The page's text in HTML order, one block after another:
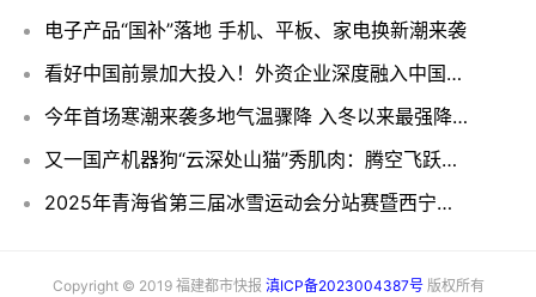
电子产品“国补”落地 手机、平板、家电换新潮来袭
看好中国前景加大投入！外资企业深度融入中国市场
今年首场寒潮来袭多地气温骤降 入冬以来最强降雪过程将上线
又一国产机器狗“云深处山猫”秀肌肉：腾空飞跃、金鸡独立！
2025年青海省第三届冰雪运动会分站赛暨西宁市第五届冰雪运动会（大通站）
Copyright © 2019 福建都市快报 滇ICP备2023004387号版权所有